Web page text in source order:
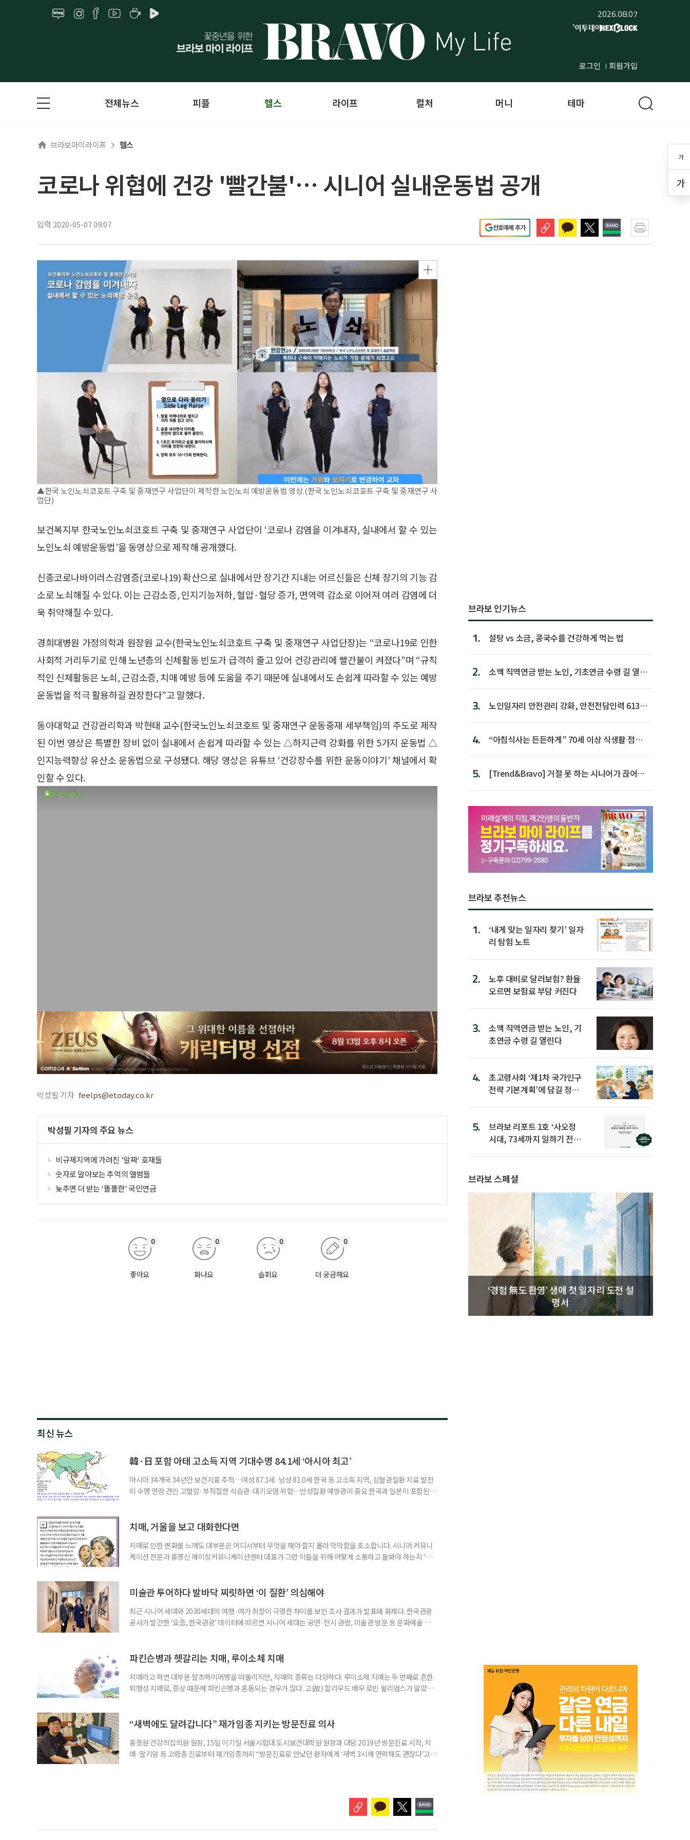
2026.08.07
로그인 회원가입
가
가
전체뉴스 피플 헬스 라이프 컬처 머니 테마
브라보마이라이프 헬스
코로나 위협에 건강 '빨간불'… 시니어 실내운동법 공개
입력 2020-05-07 09:07 선호매체 추가
▲한국 노인노쇠코호트 구축 및 중재연구 사업단이 제작한 노인노쇠 예방운동법 영상.(한국 노인노쇠코호트 구축 및 중재연구 사
업단)
보건복지부 한국노인노쇠코호트 구축 및 중재연구 사업단이 ‘코로나 감염을 이겨내자, 실내에서 할 수 있는
노인노쇠 예방운동법’을 동영상으로 제작해 공개했다.
신종코로나바이러스감염증(코로나19) 확산으로 실내에서만 장기간 지내는 어르신들은 신체 장기의 기능 감
소로 노쇠해질 수 있다. 이는 근감소증, 인지기능저하, 혈압·혈당 증가, 면역력 감소로 이어져 여러 감염에 더
욱 취약해질 수 있다.
경희대병원 가정의학과 원장원 교수(한국노인노쇠코호트 구축 및 중재연구 사업단장)는 “코로나19로 인한
사회적 거리두기로 인해 노년층의 신체활동 빈도가 급격히 줄고 있어 건강관리에 빨간불이 켜졌다”며 “규칙
적인 신체활동은 노쇠, 근감소증, 치매 예방 등에 도움을 주기 때문에 실내에서도 손쉽게 따라할 수 있는 예방
운동법을 적극 활용하길 권장한다”고 말했다.
동아대학교 건강관리학과 박현태 교수(한국노인노쇠코호트 및 중재연구 운동중재 세부책임)의 주도로 제작
된 이번 영상은 특별한 장비 없이 실내에서 손쉽게 따라할 수 있는 △하지근력 강화를 위한 5가지 운동법 △
인지능력향상 유산소 운동법으로 구성됐다. 해당 영상은 유튜브 ‘건강장수를 위한 운동이야기’ 채널에서 확
인할 수 있다.
박성필 기자 feelps@etoday.co.kr
박성필 기자의 주요 뉴스
비규제지역에 가려진 '알짜' 호재들
숫자로 알아보는 추억의 앨범들
늦추면 더 받는 '똘똘한' 국민연금
좋아요
0
화나요
0
슬퍼요
0
더 궁금해요
0
최신 뉴스
韓·日 포함 아태 고소득 지역 기대수명 84.1세 ‘아시아 최고’
아시아 34개국 34년간 보건지표 추적…여성 87.1세·남성 81.0세 한국 등 고소득 지역, 심혈관질환 치료 발전
이 수명 연장 견인 고혈압·부적절한 식습관·대기오염 위험…만성질환 예방관리 중요 한국과 일본이 포함된 아
분석한 장기 추적 결과를 발표했다. 이번 연구에는 고려대와 경희대를 비롯해 연세대, 워싱턴대 보건계량평
치매, 거울을 보고 대화한다면
치매로 인한 변화를 느껴도 대부분은 어디서부터 무엇을 해야 할지 몰라 막막함을 호소합니다. 시니어 커뮤니
케이션 전문가 홍명신 에이징커뮤니케이션센터 대표가 그런 이들을 위해 어떻게 소통하고 돌봐야 하는지 ‘치
어릴 때는 거울 속 모습을 다른 사람으로 인식했습니다. 대개 두 살 무렵이 되면 ‘거울 속의 나’를 알아보지요.
미술관 투어하다 발바닥 찌릿하면 ‘이 질환’ 의심해야
최근 시니어 세대와 2030세대의 여행·여가 취향이 극명한 차이를 보인 조사 결과가 발표돼 화제다. 한국관광
공사가 발간한 ‘요즘, 한국관광’ 데이터에 따르면 시니어 세대는 공연·전시 관람, 미술관 방문 등 문화예술 공간
보여준다. 일각에선 취업난과 경제적 불확실성 속에 2030세대는 심리적 휴식과 복잡한 생각을 비워내는
파킨슨병과 헷갈리는 치매, 루이소체 치매
치매라고 하면 대부분 알츠하이머병을 떠올리지만, 치매의 종류는 다양하다. 루이소체 치매는 두 번째로 흔한
퇴행성 치매로, 증상 때문에 파킨슨병과 혼동되는 경우가 많다. 고(故) 할리우드 배우 로빈 윌리엄스가 앓았던
야 한다. 루이소체는 알파시뉴클레인(Alpha-synuclein)이라는 단백질이 비정상적으로 응집해 만
“새벽에도 달려갑니다” 재가임종 지키는 방문진료 의사
홍종원 건강의집의원 원장, 15일 이기일 서울시립대 도시보건대학원 원장과 대담 2019년 방문진료 시작, 치
매·말기암 등 고령층 진료부터 재가임종까지 “방문진료로 만났던 환자에게 ‘새벽 3시에 연락해도 괜찮다’고
브라보 인기뉴스
1. 설탕 vs 소금, 콩국수를 건강하게 먹는 법
2.
소액 직역연금 받는 노인, 기초연금 수령 길 열린
3.
노인일자리 안전관리 강화, 안전전담인력 613명
4.
“아침식사는 든든하게” 70세 이상 식생활 점수
5.
[Trend&Bravo] 거절 못 하는 시니어가 끊어야
브라보 추천뉴스
1.
‘내게 맞는 일자리 찾기’ 일자
리 탐험 노트
2.
노후 대비로 달러보험? 환율
오르면 보험료 부담 커진다
3.
소액 직역연금 받는 노인, 기
초연금 수령 길 열린다
4.
초고령사회 ‘제1차 국가인구
전략 기본계획’에 담길 정책
5.
브라보 리포트 1호 ‘사오정
시대, 73세까지 일하기 전략’
브라보 스페셜
‘경험 無도 환영’ 생애 첫 일자리 도전 설
명서